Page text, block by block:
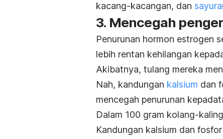
kacang-kacangan, dan
3. Mencegah
Penurunan hormon estrogen
lebih rentan kehilangan
Akibatnya, tulang mereka
Nah, kandungan kalsium dan
mencegah penurunan
Dalam 100 gram kolang-
Kandungan kalsium dan